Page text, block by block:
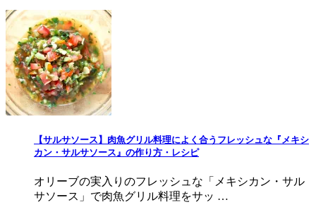
【サルサソース】肉魚グリル料理によく合うフレッシュな『メキシ
カン・サルサソース』の作り方・レシピ
オリーブの実入りのフレッシュな「メキシカン・サル
サソース」で肉魚グリル料理をサッ …